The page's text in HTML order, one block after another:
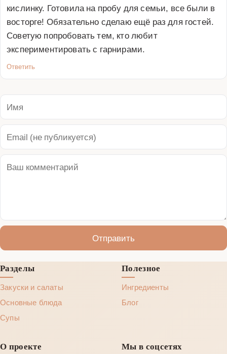
кислинку. Готовила на пробу для семьи, все были в
восторге! Обязательно сделаю ещё раз для гостей.
Советую попробовать тем, кто любит
экспериментировать с гарнирами.
Ответить
Отправить
Разделы
Закуски и салаты
Основные блюда
Супы
Полезное
Ингредиенты
Блог
О проекте Мы в соцсетях